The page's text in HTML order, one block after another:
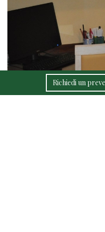
Richiedi un